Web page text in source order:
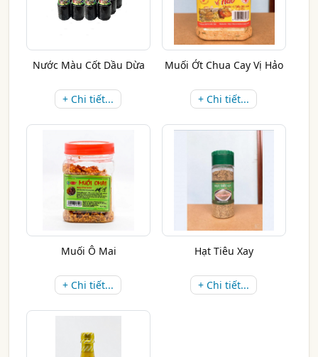
Nước Màu Cốt Dầu Dừa
+ Chi tiết...
Muối Ớt Chua Cay Vị Hảo
+ Chi tiết...
Muối Ô Mai
+ Chi tiết...
Hạt Tiêu Xay
+ Chi tiết...